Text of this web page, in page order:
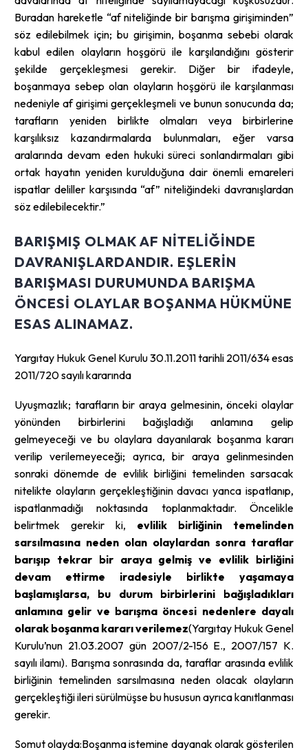
Buradan hareketle “af niteliğinde bir barışma girişiminden”
söz edilebilmek için; bu girişimin, boşanma sebebi olarak
kabul edilen olayların hoşgörü ile karşılandığını gösterir
şekilde gerçekleşmesi gerekir. Diğer bir ifadeyle,
boşanmaya sebep olan olayların hoşgörü ile karşılanması
nedeniyle af girişimi gerçekleşmeli ve bunun sonucunda da;
tarafların yeniden birlikte olmaları veya birbirlerine
karşılıksız kazandırmalarda bulunmaları, eğer varsa
aralarında devam eden hukuki süreci sonlandırmaları gibi
ortak hayatın yeniden kurulduğuna dair önemli emareleri
ispatlar deliller karşısında “af” niteliğindeki davranışlardan
söz edilebilecektir.”
BARIŞMIŞ OLMAK AF NITELIĞINDE
DAVRANIŞLARDANDIR. EŞLERIN
BARIŞMASI DURUMUNDA BARIŞMA
ÖNCESI OLAYLAR BOŞANMA HÜKMÜNE
ESAS ALINAMAZ.
Yargıtay Hukuk Genel Kurulu 30.11.2011 tarihli 2011/634 esas
2011/720 sayılı kararında
Uyuşmazlık; tarafların bir araya gelmesinin, önceki olaylar
yönünden birbirlerini bağışladığı anlamına gelip
gelmeyeceği ve bu olaylara dayanılarak boşanma kararı
verilip verilemeyeceği; ayrıca, bir araya gelinmesinden
sonraki dönemde de evlilik birliğini temelinden sarsacak
nitelikte olayların gerçekleştiğinin davacı yanca ispatlanıp,
ispatlanmadığı noktasında toplanmaktadır. Öncelikle
belirtmek gerekir ki, evlilik birliğinin temelinden
sarsılmasına neden olan olaylardan sonra taraflar
barışıp tekrar bir araya gelmiş ve evlilik birliğini
devam ettirme iradesiyle birlikte yaşamaya
başlamışlarsa, bu durum birbirlerini bağışladıkları
anlamına gelir ve barışma öncesi nedenlere dayalı
olarak boşanma kararı verilemez(Yargıtay Hukuk Genel
Kurulu’nun 21.03.2007 gün 2007/2-156 E., 2007/157 K.
sayılı ilamı). Barışma sonrasında da, taraflar arasında evlilik
birliğinin temelinden sarsılmasına neden olacak olayların
gerçekleştiği ileri sürülmüşse bu hususun ayrıca kanıtlanması
gerekir.
Somut olayda:Boşanma istemine dayanak olarak gösterilen